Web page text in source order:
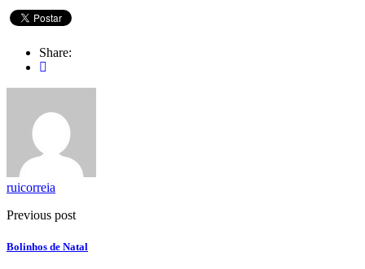
Share:
ruicorreia
Previous post
Bolinhos de Natal